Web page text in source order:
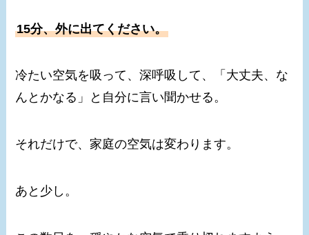
15分、外に出てください。
冷たい空気を吸って、深呼吸して、「大丈夫、な
んとかなる」と自分に言い聞かせる。
それだけで、家庭の空気は変わります。
あと少し。